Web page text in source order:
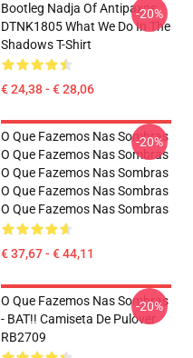
Bootleg Nadja Of Antipaxos
DTNK1805 What We Do In The
Shadows T-Shirt
€ 24,38 - € 28,06
-20%
O Que Fazemos Nas Sombras
O Que Fazemos Nas Sombras
O Que Fazemos Nas Sombras
O Que Fazemos Nas Sombras
O Que Fazemos Nas Sombras
€ 37,67 - € 44,11
-20%
O Que Fazemos Nas Sombras
- BAT!! Camiseta De Pulôver
RB2709
-20%